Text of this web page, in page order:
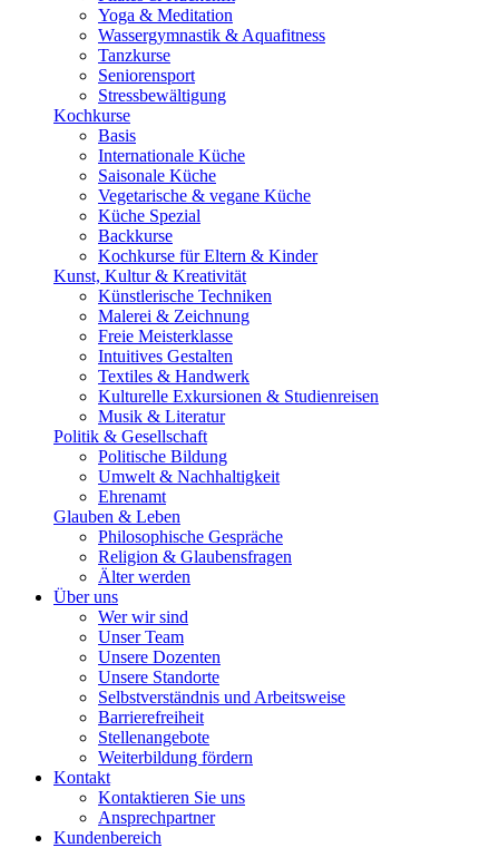
Yoga & Meditation
Wassergymnastik & Aquafitness
Tanzkurse
Seniorensport
Stressbewältigung
Kochkurse
Basis
Internationale Küche
Saisonale Küche
Vegetarische & vegane Küche
Küche Spezial
Backkurse
Kochkurse für Eltern & Kinder
Kunst, Kultur & Kreativität
Künstlerische Techniken
Malerei & Zeichnung
Freie Meisterklasse
Intuitives Gestalten
Textiles & Handwerk
Kulturelle Exkursionen & Studienreisen
Musik & Literatur
Politik & Gesellschaft
Politische Bildung
Umwelt & Nachhaltigkeit
Ehrenamt
Glauben & Leben
Philosophische Gespräche
Religion & Glaubensfragen
Älter werden
Über uns
Wer wir sind
Unser Team
Unsere Dozenten
Unsere Standorte
Selbstverständnis und Arbeitsweise
Barrierefreiheit
Stellenangebote
Weiterbildung fördern
Kontakt
Kontaktieren Sie uns
Ansprechpartner
Kundenbereich